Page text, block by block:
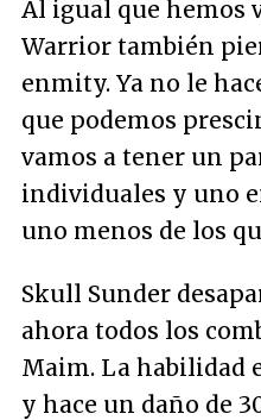
Al igual que hemos
Warrior también
enmity. Ya no le
que podemos
vamos a tener un
individuales y uno
uno menos de los
Skull Sunder
ahora todos los
Maim. La habilidad
y hace un daño de